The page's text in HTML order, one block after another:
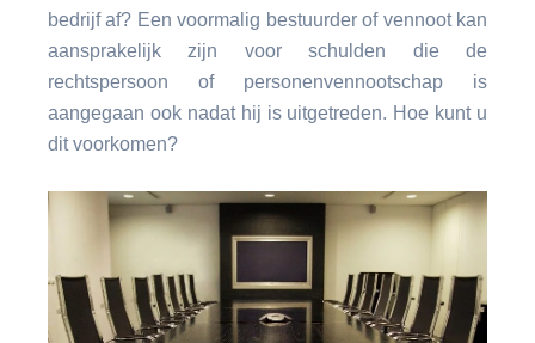
bedrijf af? Een voormalig bestuurder of vennoot kan
aansprakelijk zijn voor schulden die de
rechtspersoon of personenvennootschap is
aangegaan ook nadat hij is uitgetreden. Hoe kunt u
dit voorkomen?